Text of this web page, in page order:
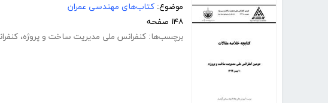
موضوع: کتاب‌های مهندسی عمران
۱۴۸ صفحه
برچسب‌ها: کنفرانس ملی مدیریت ساخت و پروژه،